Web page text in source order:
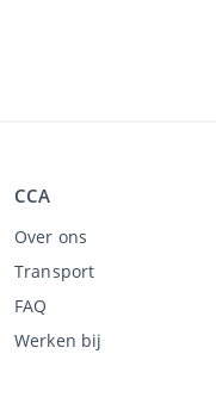
CCA
Over ons
Transport
FAQ
Werken bij